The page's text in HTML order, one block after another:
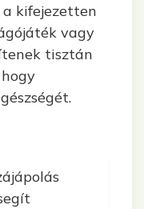
kifejezetten
vagy
tisztán